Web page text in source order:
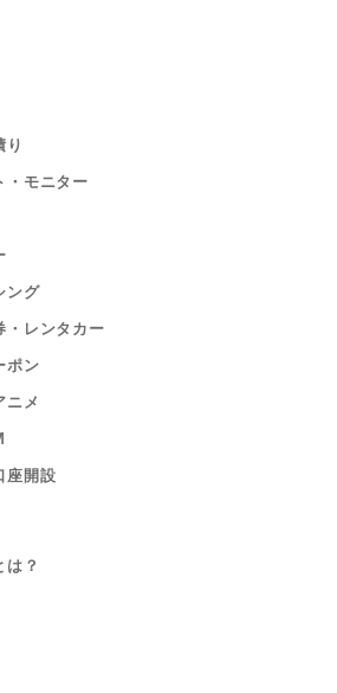
り
・モニター
ング
・レンタカー
ポン
ニメ
座開設
は？